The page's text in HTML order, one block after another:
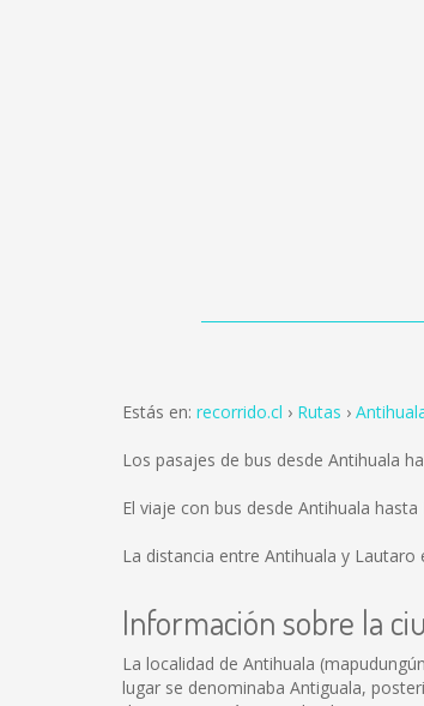
Estás en: recorrido.cl Rutas
Los pasajes de bus desde Antihuala
El viaje con bus desde Antihuala
La distancia entre Antihuala y Lautaro
Información sobre la
La localidad de Antihuala
lugar se denominaba Antiguala,